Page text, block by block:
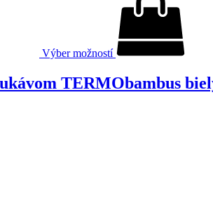
Výber možností
TERMObambus